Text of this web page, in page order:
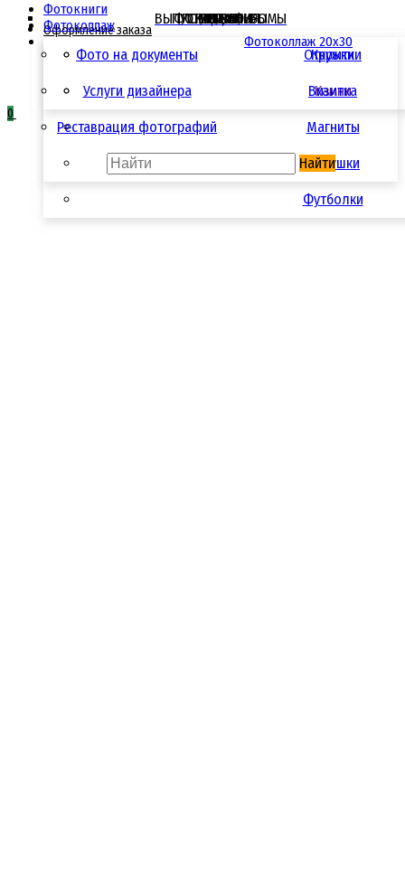
Оформление заказа
0
ФОТОСУВЕНИРЫ
Кружки
Камни
Магниты
Подушки
Футболки
ЦЕНЫ
АКЦИИ
ВЫПУСКНЫЕ АЛЬБОМЫ
ПОЛИГРАФИЯ
Открытки
Визитка
УСЛУГИ
Фото на документы
Услуги дизайнера
Реставрация фотографий
Найти
Фотокниги
Фотоколлаж
Фотоколлаж 20x30